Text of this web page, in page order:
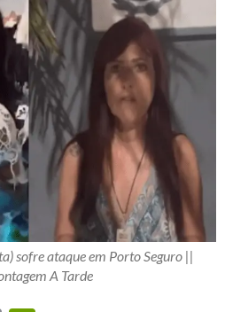
sofre ataque em Porto Seguro ||
A Tarde